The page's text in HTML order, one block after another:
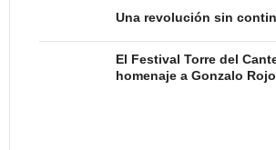
Una revolución sin
El Festival Torre del
homenaje a Gonzalo Rojo